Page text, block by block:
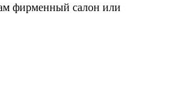
фирменный салон или